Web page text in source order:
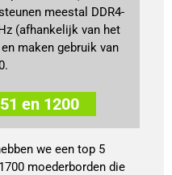
meestal DDR4-
(afhankelijk van het
maken gebruik van
en 1200
we een top 5
moederborden die